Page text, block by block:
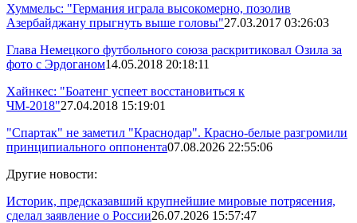
Хуммельс: "Германия играла высокомерно, позолив
Азербайджану прыгнуть выше головы"27.03.2017 03:26:03
Глава Немецкого футбольного союза раскритиковал Озила за
фото с Эрдоганом14.05.2018 20:18:11
Хайнкес: "Боатенг успеет восстановиться к
ЧМ-2018"27.04.2018 15:19:01
"Спартак" не заметил "Краснодар". Красно-белые разгромили
принципиального оппонента07.08.2026 22:55:06
Другие новости:
Историк, предсказавший крупнейшие мировые потрясения,
сделал заявление о России26.07.2026 15:57:47